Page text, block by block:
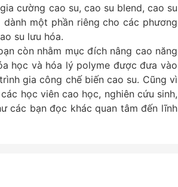
cường cao su, cao su blend, cao su
một phần riêng cho các phương
su lưu hóa.
còn nhằm mục đích nâng cao năng
học và hóa lý polyme được đưa vào
gia công chế biến cao su. Cũng vì
học viên cao học, nghiên cứu sinh,
các bạn đọc khác quan tâm đến lĩnh